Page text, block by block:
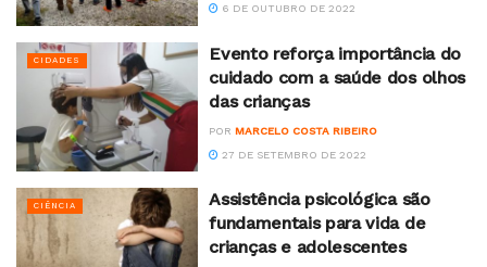
6 DE OUTUBRO DE 2022
CIDADES
Evento reforça importância do
cuidado com a saúde dos olhos
das crianças
POR MARCELO COSTA RIBEIRO
27 DE SETEMBRO DE 2022
CIÊNCIA
Assistência psicológica são
fundamentais para vida de
crianças e adolescentes